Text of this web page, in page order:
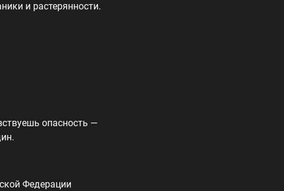
и растерянности.
опасность —
Федерации